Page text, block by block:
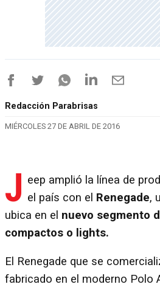
Redacción Parabrisas
MIÉRCOLES 27 DE ABRIL DE 2016
J eep amplió la línea de
el país con el Renegade,
ubica en el nuevo segmento
compactos o lights.
El Renegade que se
fabricado en el moderno Polo